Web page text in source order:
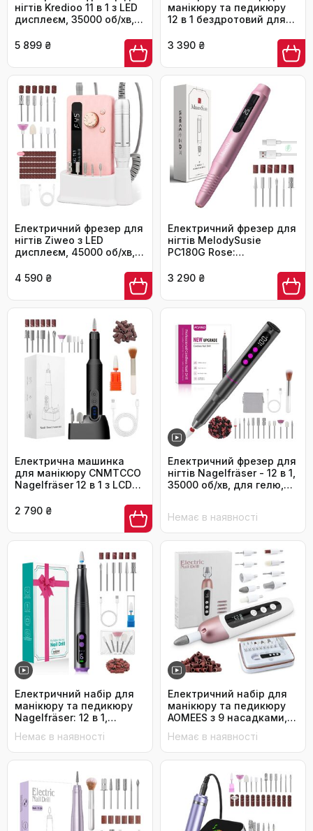
нігтів Kredioo 11 в 1 з LED
дисплеєм, 35000 об/хв,
педикюру (манікюрний
5 899 ₴
манікюру та педикюру
12 в 1 бездротовий для
натуральних нігтів
3 390 ₴
Електричний фрезер для
нігтів Ziweo з LED
дисплеєм, 45000 об/хв,
педикюру, для гелю,
Shellac
4 590 ₴
Електричний фрезер для
нігтів MelodySusie
PC180G Rose:
манікюру та педикюру з
швидкостями
3 290 ₴
Електрична машинка
для манікюру CNMTCCO
Nagelfräser 12 в 1 з LCD
для гелю та акрилу
2 790 ₴
Електричний фрезер для
нігтів Nagelfräser - 12 в 1,
35000 об/хв, для гелю,
Немає в наявності
Електричний набір для
манікюру та педикюру
Nagelfräser: 12 в 1,
швидкостей, для гелю та
акрилу
Немає в наявності
Електричний набір для
манікюру та педикюру
AOMEES з 9 насадками,
підсвічуванням, для
гелевих та товстих нігтів,
Немає в наявності